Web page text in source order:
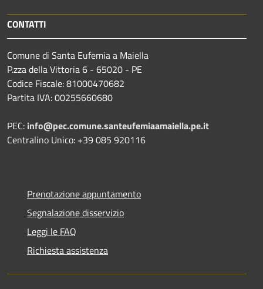
CONTATTI
Comune di Santa Eufemia a Maiella
P.zza della Vittoria 6 - 65020 - PE
Codice Fiscale: 81000470682
Partita IVA: 00255660680
PEC: info@pec.comune.santeufemiaamaiella.pe.it
Centralino Unico: +39 085 920116
Prenotazione appuntamento
Segnalazione disservizio
Leggi le FAQ
Richiesta assistenza